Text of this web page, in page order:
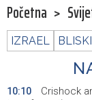
Početna >
IZRAEL
10:10
Crishock